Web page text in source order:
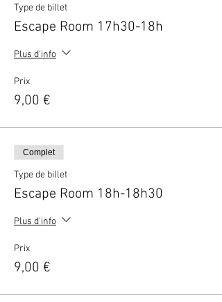
Type de billet
Escape Room 17h30-18h
Plus d'info
Prix
9,00 €
Complet
Type de billet
Escape Room 18h-18h30
Plus d'info
Prix
9,00 €